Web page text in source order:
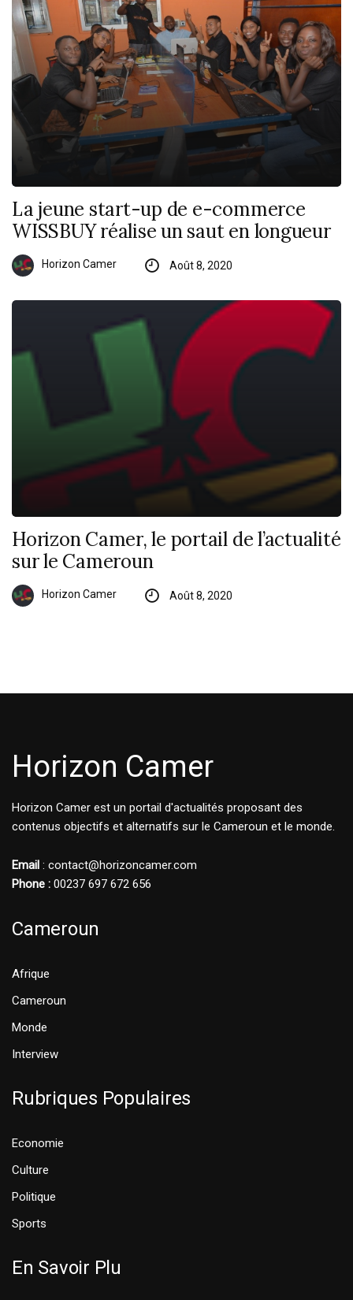
La jeune start-up de e-commerce
WISSBUY réalise un saut en longueur
Horizon Camer Août 8, 2020
Horizon Camer, le portail de l’actualité
sur le Cameroun
Horizon Camer Août 8, 2020
Horizon Camer
Horizon Camer est un portail d'actualités proposant des
contenus objectifs et alternatifs sur le Cameroun et le monde.
Email : contact@horizoncamer.com
Phone : 00237 697 672 656
Cameroun
Afrique
Cameroun
Monde
Interview
Rubriques Populaires
Economie
Culture
Politique
Sports
En Savoir Plu